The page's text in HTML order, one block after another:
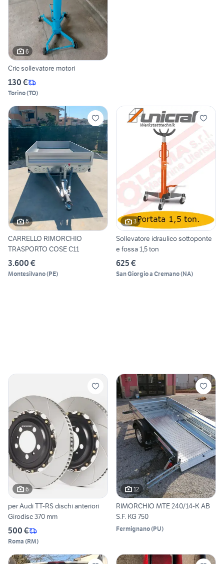
6
Cric sollevatore motori
130 €
Torino(TO)
6
CARRELLO RIMORCHIO
TRASPORTO COSE C11
3.600 €
Montesilvano(PE)
3
Sollevatore idraulico sottoponte
e fossa 1,5 ton
625 €
San Giorgio a Cremano(NA)
6
per Audi TT-RS dischi anteriori
Girodisc 370 mm
500 €
Roma (RM)
12
RIMORCHIO MTE 240/14-K AB
S.F. KG 750
Fermignano(PU)